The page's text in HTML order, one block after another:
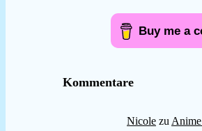
Kommentare
Nicole zu